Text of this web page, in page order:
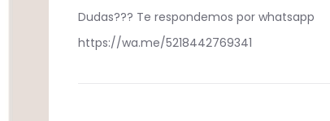
Dudas??? Te respondemos por whatsapp
https://wa.me/5218442769341